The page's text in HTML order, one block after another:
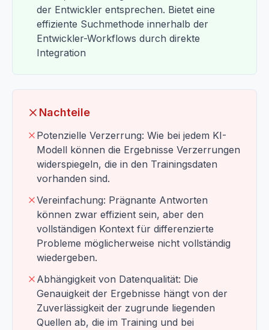
der Entwickler entsprechen. Bietet eine
effiziente Suchmethode innerhalb der
Entwickler-Workflows durch direkte
Integration
Nachteile
Potenzielle Verzerrung: Wie bei jedem KI-
Modell können die Ergebnisse Verzerrungen
widerspiegeln, die in den Trainingsdaten
vorhanden sind.
Vereinfachung: Prägnante Antworten
können zwar effizient sein, aber den
vollständigen Kontext für differenzierte
Probleme möglicherweise nicht vollständig
wiedergeben.
Abhängigkeit von Datenqualität: Die
Genauigkeit der Ergebnisse hängt von der
Zuverlässigkeit der zugrunde liegenden
Quellen ab, die im Training und bei